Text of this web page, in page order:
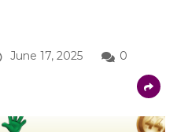
June 17, 2025 0